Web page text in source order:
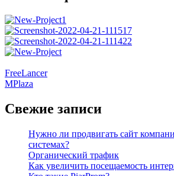
Навигация
по
записям
FreeLancer
MPlaza
Свежие записи
Нужно ли продвигать сайт
системах?
Органический трафик
Как увеличить посещаемость